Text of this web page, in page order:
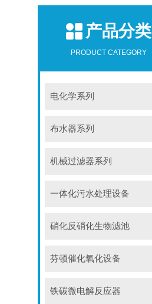
产品分类
PRODUCT CATEGORY
电化学系列
布水器系列
机械过滤器系列
一体化污水处理设备
硝化反硝化生物滤池
芬顿催化氧化设备
铁碳微电解反应器